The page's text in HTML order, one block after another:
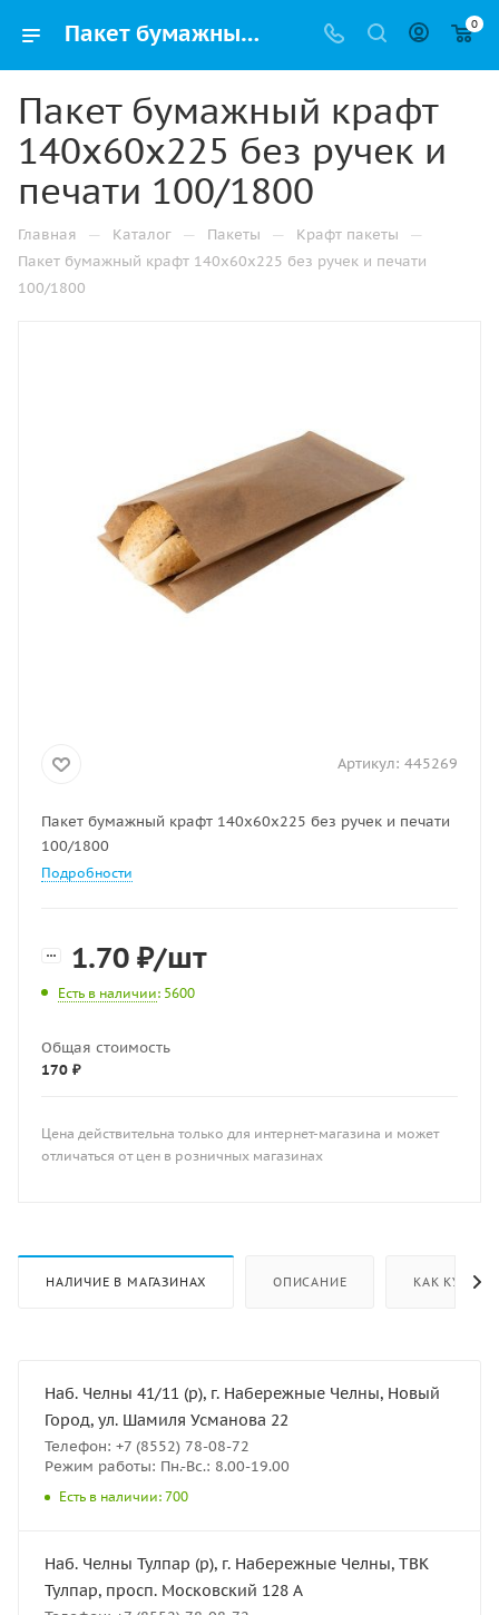
Пакет бумажный крафт 140х60х225 без ручек и печати 100/1800 купить в Самаре с доставкой оптом и в розницу 0
Пакет бумажный крафт
140х60х225 без ручек и
печати 100/1800
Главная — Каталог — Пакеты — Крафт пакеты —
Пакет бумажный крафт 140х60х225 без ручек и печати
100/1800
Артикул: 445269
Пакет бумажный крафт 140х60х225 без ручек и печати
100/1800
Подробности
1.70 ₽/шт
Есть в наличии: 5600
Общая стоимость
170 ₽
Цена действительна только для интернет-магазина и может
отличаться от цен в розничных магазинах
НАЛИЧИЕ В МАГАЗИНАХ ОПИСАНИЕ КАК КУПИТЬ
Наб. Челны 41/11 (р), г. Набережные Челны, Новый
Город, ул. Шамиля Усманова 22
Телефон: +7 (8552) 78-08-72
Режим работы: Пн.-Вс.: 8.00-19.00
Есть в наличии: 700
Наб. Челны Тулпар (р), г. Набережные Челны, ТВК
Тулпар, просп. Московский 128 А